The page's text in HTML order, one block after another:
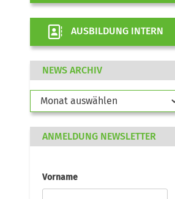
AUSBILDUNG INTERN
NEWS ARCHIV
ANMELDUNG NEWSLETTER
Vorname